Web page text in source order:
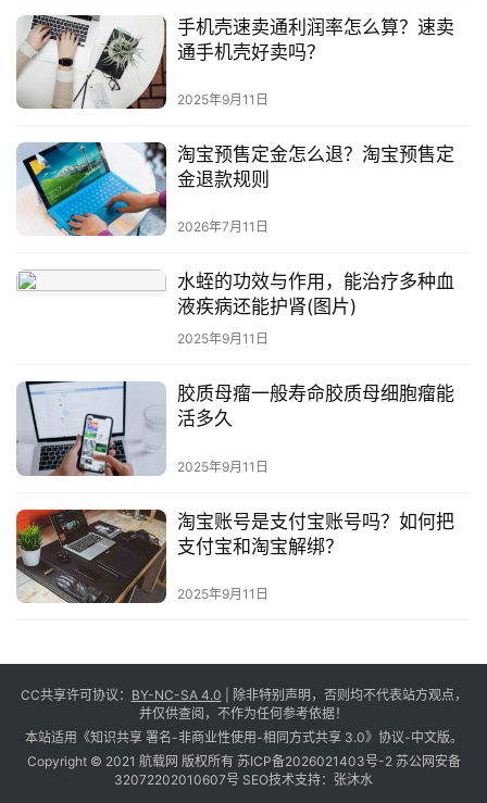
手机壳速卖通利润率怎么算？速卖
通手机壳好卖吗？
2025年9月11日
淘宝预售定金怎么退？淘宝预售定
金退款规则
2026年7月11日
水蛭的功效与作用，能治疗多种血
液疾病还能护肾(图片)
2025年9月11日
胶质母瘤一般寿命胶质母细胞瘤能
活多久
2025年9月11日
淘宝账号是支付宝账号吗？如何把
支付宝和淘宝解绑？
2025年9月11日
CC共享许可协议： BY-NC-SA 4.0 | 除非特别声明，否则均不代表站方观点，
并仅供查阅，不作为任何参考依据！
本站适用《知识共享 署名-非商业性使用-相同方式共享 3.0》协议-中文版。
Copyright © 2021 航载网 版权所有 苏ICP备2026021403号-2 苏公网安备
32072202010607号 SEO技术支持： 张沐水